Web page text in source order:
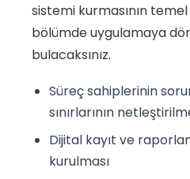
sistemi kurmasının
bölümde uygulamaya
bulacaksınız.
Süreç sahiplerinin
sınırlarının
Dijital kayıt ve
kurulması